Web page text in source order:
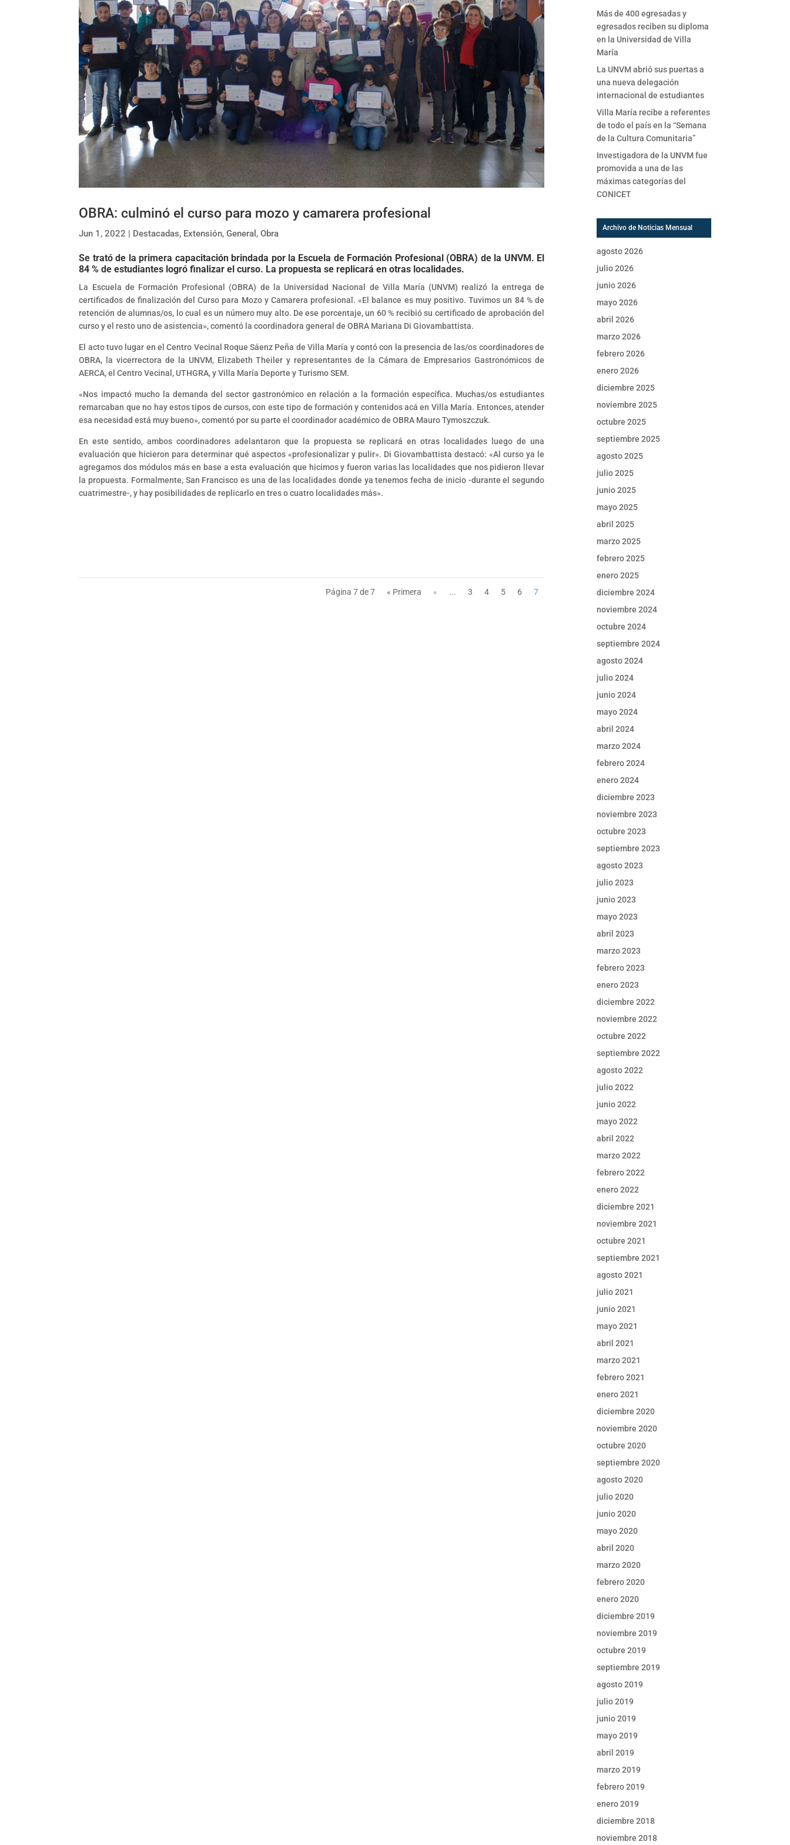
OBRA: culminó el curso para mozo y camarera profesional
Jun 1, 2022 | Destacadas, Extensión,General ,Obra
Se trató de la primera capacitación brindada por la Escuela de Formación Profesional (OBRA) de la UNVM. El
84 % de estudiantes logró finalizar el curso. La propuesta se replicará en otras localidades.
La Escuela de Formación Profesional (OBRA) de la Universidad Nacional de Villa María (UNVM) realizó la entrega de
certificados de finalización del Curso para Mozo y Camarera profesional. «El balance es muy positivo. Tuvimos un 84 % de
retención de alumnas/os, lo cual es un número muy alto. De ese porcentaje, un 60 % recibió su certificado de aprobación del
curso y el resto uno de asistencia», comentó la coordinadora general de OBRA Mariana Di Giovambattista.
El acto tuvo lugar en el Centro Vecinal Roque Sáenz Peña de Villa María y contó con la presencia de las/os coordinadores de
OBRA, la vicerrectora de la UNVM, Elizabeth Theiler y representantes de la Cámara de Empresarios Gastronómicos de
AERCA, el Centro Vecinal, UTHGRA, y Villa María Deporte y Turismo SEM.
«Nos impactó mucho la demanda del sector gastronómico en relación a la formación específica. Muchas/os estudiantes
remarcaban que no hay estos tipos de cursos, con este tipo de formación y contenidos acá en Villa María. Entonces, atender
esa necesidad está muy bueno», comentó por su parte el coordinador académico de OBRA Mauro Tymoszczuk.
En este sentido, ambos coordinadores adelantaron que la propuesta se replicará en otras localidades luego de una
evaluación que hicieron para determinar qué aspectos «profesionalizar y pulir». Di Giovambattista destacó: «Al curso ya le
agregamos dos módulos más en base a esta evaluación que hicimos y fueron varias las localidades que nos pidieron llevar
la propuesta. Formalmente, San Francisco es una de las localidades donde ya tenemos fecha de inicio -durante el segundo
cuatrimestre-, y hay posibilidades de replicarlo en tres o cuatro localidades más».
Página 7 de 7 « Primera « ... 3 4 5 6 7
Más de 400 egresadas y
egresados reciben su diploma
en la Universidad de Villa
María
La UNVM abrió sus puertas a
una nueva delegación
internacional de estudiantes
Villa María recibe a referentes
de todo el país en la “Semana
de la Cultura Comunitaria”
Investigadora de la UNVM fue
promovida a una de las
máximas categorías del
CONICET
Archivo de Noticias Mensual
agosto 2026
julio 2026
junio 2026
mayo 2026
abril 2026
marzo 2026
febrero 2026
enero 2026
diciembre 2025
noviembre 2025
octubre 2025
septiembre 2025
agosto 2025
julio 2025
junio 2025
mayo 2025
abril 2025
marzo 2025
febrero 2025
enero 2025
diciembre 2024
noviembre 2024
octubre 2024
septiembre 2024
agosto 2024
julio 2024
junio 2024
mayo 2024
abril 2024
marzo 2024
febrero 2024
enero 2024
diciembre 2023
noviembre 2023
octubre 2023
septiembre 2023
agosto 2023
julio 2023
junio 2023
mayo 2023
abril 2023
marzo 2023
febrero 2023
enero 2023
diciembre 2022
noviembre 2022
octubre 2022
septiembre 2022
agosto 2022
julio 2022
junio 2022
mayo 2022
abril 2022
marzo 2022
febrero 2022
enero 2022
diciembre 2021
noviembre 2021
octubre 2021
septiembre 2021
agosto 2021
julio 2021
junio 2021
mayo 2021
abril 2021
marzo 2021
febrero 2021
enero 2021
diciembre 2020
noviembre 2020
octubre 2020
septiembre 2020
agosto 2020
julio 2020
junio 2020
mayo 2020
abril 2020
marzo 2020
febrero 2020
enero 2020
diciembre 2019
noviembre 2019
octubre 2019
septiembre 2019
agosto 2019
julio 2019
junio 2019
mayo 2019
abril 2019
marzo 2019
febrero 2019
enero 2019
diciembre 2018
noviembre 2018